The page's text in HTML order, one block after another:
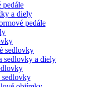
pedále
a diely
pedále
sedlovky
sedlovky a diely
sedlovky